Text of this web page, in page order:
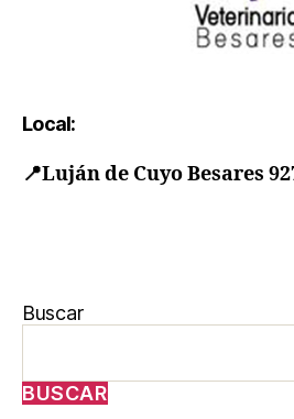
Local:
📍Luján de Cuyo Besares
Buscar
BUSCAR